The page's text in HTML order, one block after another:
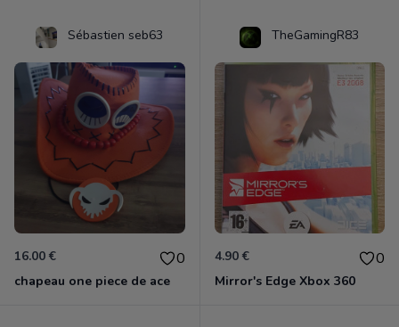
Sébastien seb63
16.00 € 0
chapeau one piece de ace
TheGamingR83
4.90 € 0
Mirror's Edge Xbox 360